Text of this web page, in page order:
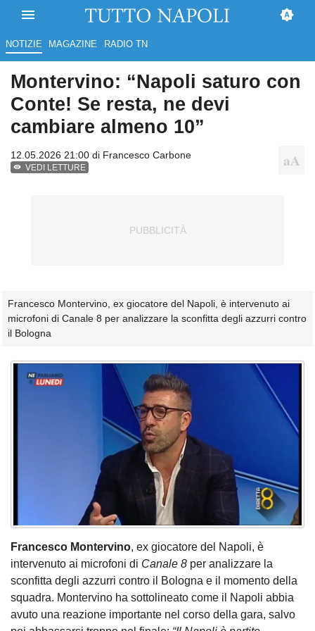
NOTIZIE MAGAZINE RADIO TN
Montervino: “Napoli saturo con
Conte! Se resta, ne devi
cambiare almeno 10”
12.05.2026 21:00 di Francesco Carbone
VEDI LETTURE
Francesco Montervino, ex giocatore del Napoli, è intervenuto ai
microfoni di Canale 8 per analizzare la sconfitta degli azzurri contro
il Bologna
Francesco Montervino, ex giocatore del Napoli, è
intervenuto ai microfoni di Canale 8 per analizzare la
sconfitta degli azzurri contro il Bologna e il momento della
squadra. Montervino ha sottolineato come il Napoli abbia
avuto una reazione importante nel corso della gara, salvo